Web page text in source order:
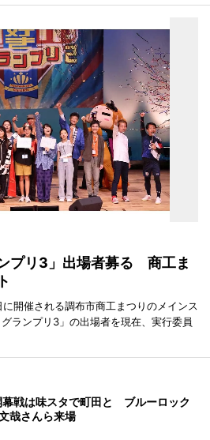
プリ3」出場者募る 商工ま
開催される調布市商工まつりのメインス
ランプリ3」の出場者を現在、実行委員
幕戦は味スタで町田と ブルーロック
哉さんら来場